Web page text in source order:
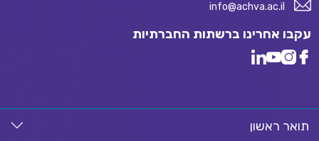
info@achva.ac.il
עקבו אחרינו ברשתות החברתיות
תואר ראשון